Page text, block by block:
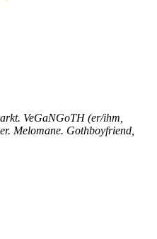
VeGaNGoTH (er/ihm,
Melomane. Gothboyfriend,